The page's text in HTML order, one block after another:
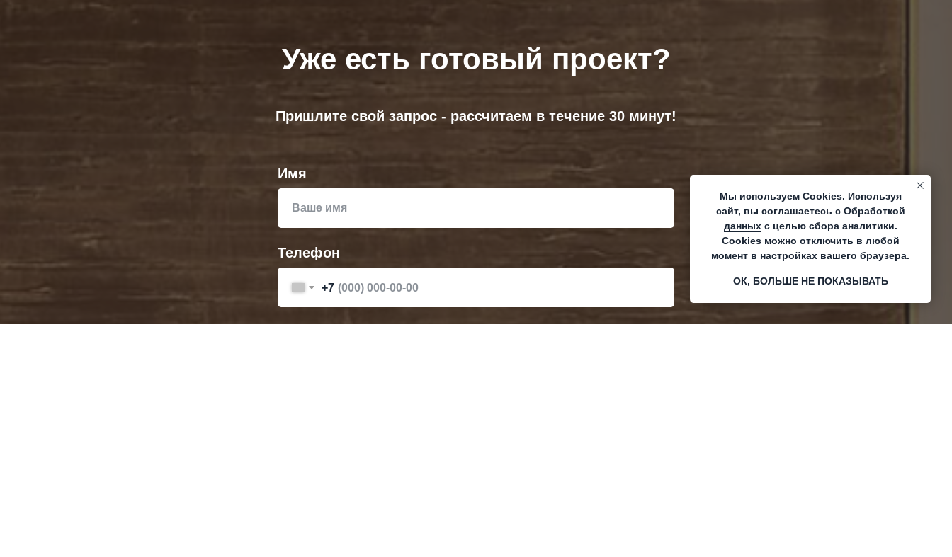
Уже есть готовый проект?
Пришлите свой запрос - рассчитаем в течение 30 минут!
Имя
Телефон
+7
Мы используем Cookies. Используя
сайт, вы соглашаетесь с Обработкой
данныхс целью сбора аналитики.
Cookies можно отключить в любой
момент в настройках вашего браузера.
ОК, БОЛЬШЕ НЕ ПОКАЗЫВАТЬ
Свяжитесь с нами!